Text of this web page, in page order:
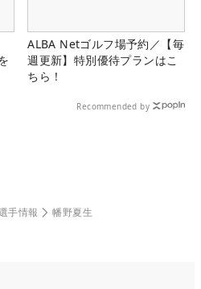
ALBA Netゴルフ場予約／【毎
週更新】特別優待プランはこ
ちら！
Recommended by
手情報 幡野夏生